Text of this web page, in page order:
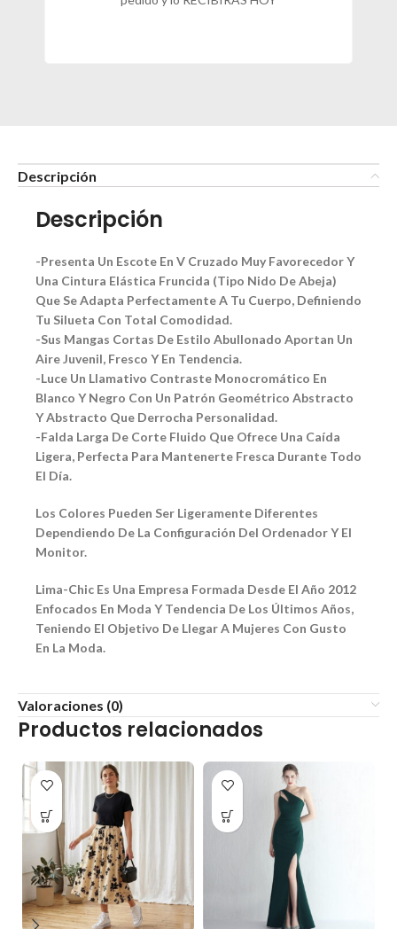
Descripción
Descripción
-Presenta Un Escote En V Cruzado Muy Favorecedor Y
Una Cintura Elástica Fruncida (Tipo Nido De Abeja)
Que Se Adapta Perfectamente A Tu Cuerpo, Definiendo
Tu Silueta Con Total Comodidad.
-Sus Mangas Cortas De Estilo Abullonado Aportan Un
Aire Juvenil, Fresco Y En Tendencia.
-Luce Un Llamativo Contraste Monocromático En
Blanco Y Negro Con Un Patrón Geométrico Abstracto
Y Abstracto Que Derrocha Personalidad.
-Falda Larga De Corte Fluido Que Ofrece Una Caída
Ligera, Perfecta Para Mantenerte Fresca Durante Todo
El Día.
Los Colores Pueden Ser Ligeramente Diferentes
Dependiendo De La Configuración Del Ordenador Y El
Monitor.
Lima-Chic Es Una Empresa Formada Desde El Año 2012
Enfocados En Moda Y Tendencia De Los Últimos Años,
Teniendo El Objetivo De Llegar A Mujeres Con Gusto
En La Moda.
Valoraciones (0)
Productos relacionados